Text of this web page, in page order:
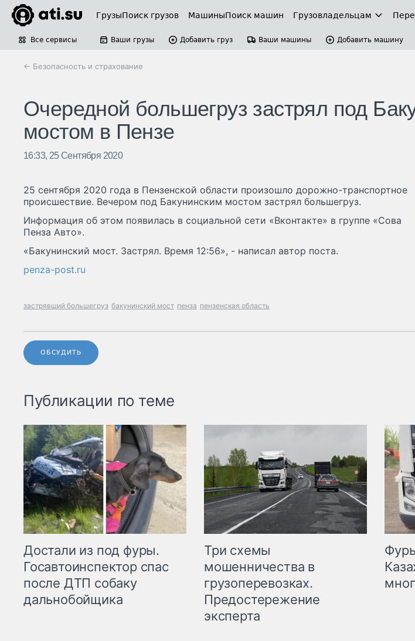
ГрузыПоиск грузов МашиныПоиск машин Грузовладельцам
Все сервисы Ваши грузы Добавить груз Ваши машины Добавить машину
← Безопасность и страхование
Очередной большегруз застрял под
мостом в Пензе
16:33, 25 Сентября 2020
25 сентября 2020 года в Пензенской области произошло дорожно-транспортное
происшествие. Вечером под Бакунинским мостом застрял большегруз.
Информация об этом появилась в социальной сети «Вконтакте» в группе «Сова
Пенза Авто».
«Бакунинский мост. Застрял. Время 12:56», - написал автор поста.
penza-post.ru
застрявший большегруз бакунинский мост пенза пензенская область
ОБСУДИТЬ
Публикации по теме
Достали из под фуры.
Госавтоинспектор спас
после ДТП собаку
дальнобойщика
Три схемы
мошенничества в
грузоперевозках.
Предостережение
эксперта